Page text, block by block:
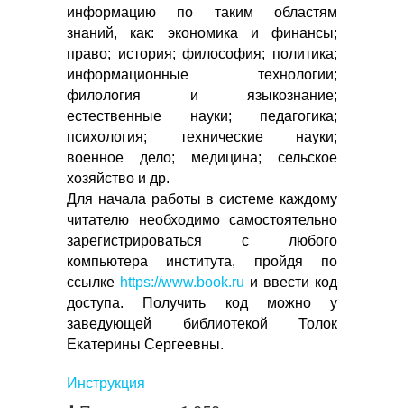
информацию по таким областям
знаний, как: экономика и финансы;
право; история; философия; политика;
информационные технологии;
филология и языкознание;
естественные науки; педагогика;
психология; технические науки;
военное дело; медицина; сельское
хозяйство и др.
Для начала работы в системе каждому
читателю необходимо самостоятельно
зарегистрироваться с любого
компьютера института, пройдя по
ссылке https://www.book.ru и ввести код
доступа. Получить код можно у
заведующей библиотекой Толок
Екатерины Сергеевны.
Инструкция